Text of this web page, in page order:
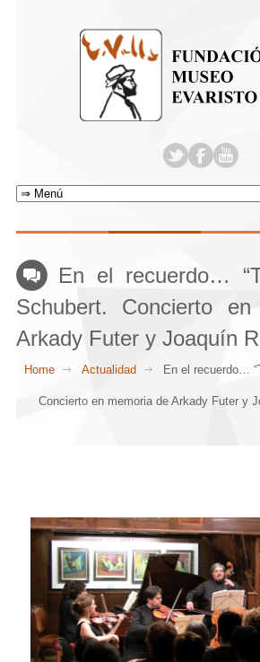
En el recuerdo…
Schubert. Concierto
Arkady Futer y Joaquín
Home Actualidad En el recuerdo…
Concierto en memoria de Arkady Futer y